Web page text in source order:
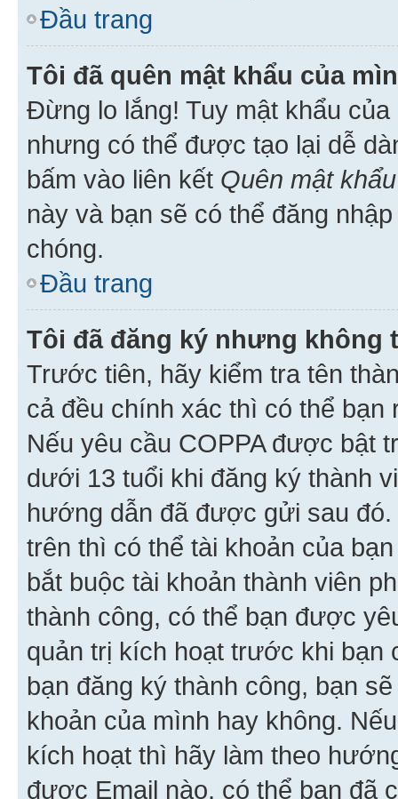
Đầu trang
Tôi đã quên mật khẩu của
Đừng lo lắng! Tuy mật khẩu
nhưng có thể được tạo lại dễ
bấm vào liên kết Quên mật khẩu
này và bạn sẽ có thể đăng
chóng.
Đầu trang
Tôi đã đăng ký nhưng không
Trước tiên, hãy kiểm tra tên
cả đều chính xác thì có thể
Nếu yêu cầu COPPA được bật
dưới 13 tuổi khi đăng ký thành
hướng dẫn đã được gửi sau
trên thì có thể tài khoản của
bắt buộc tài khoản thành viên
thành công, có thể bạn được
quản trị kích hoạt trước khi bạn
bạn đăng ký thành công, bạn
khoản của mình hay không.
kích hoạt thì hãy làm theo
được Email nào, có thể bạn đã